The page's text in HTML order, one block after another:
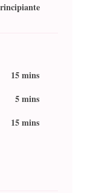
15 mins
5 mins
15 mins